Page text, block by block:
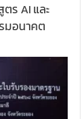
ร AI และ
มอนาคต